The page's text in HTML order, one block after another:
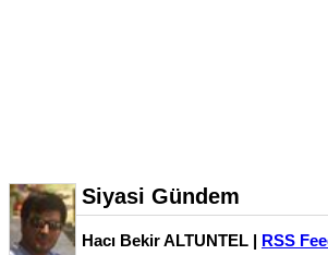
Siyasi Gündem
Hacı Bekir ALTUNTEL | RSS